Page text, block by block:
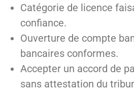
Catégorie de licence
confiance.
Ouverture de compte
bancaires conformes.
Accepter un accord de
sans attestation du